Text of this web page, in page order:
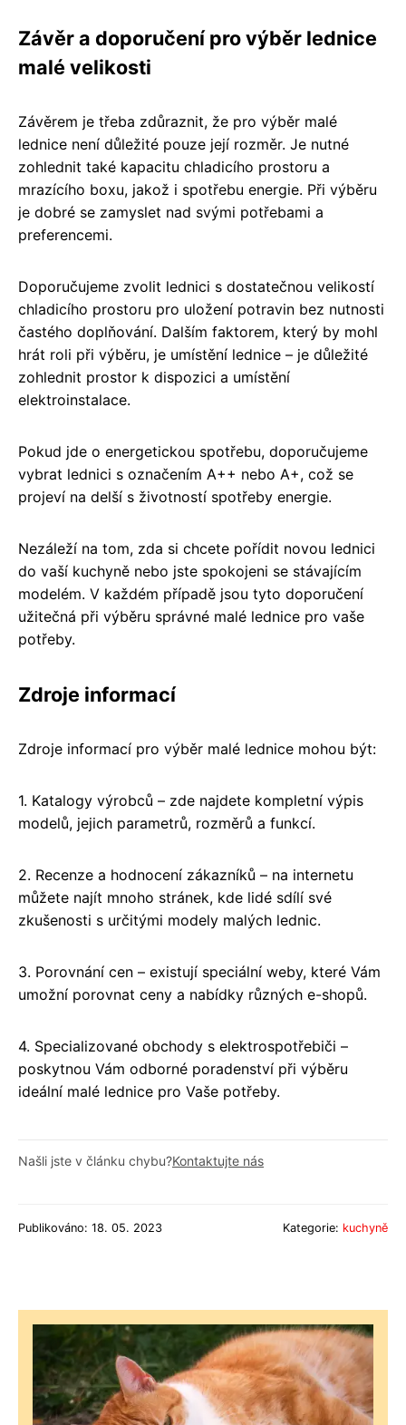
Závěr a doporučení pro výběr lednice
malé velikosti
Závěrem je třeba zdůraznit, že pro výběr malé
lednice není důležité pouze její rozměr. Je nutné
zohlednit také kapacitu chladicího prostoru a
mrazícího boxu, jakož i spotřebu energie. Při výběru
je dobré se zamyslet nad svými potřebami a
preferencemi.
Doporučujeme zvolit lednici s dostatečnou velikostí
chladicího prostoru pro uložení potravin bez nutnosti
častého doplňování. Dalším faktorem, který by mohl
hrát roli při výběru, je umístění lednice – je důležité
zohlednit prostor k dispozici a umístění
elektroinstalace.
Pokud jde o energetickou spotřebu, doporučujeme
vybrat lednici s označením A++ nebo A+, což se
projeví na delší s životností spotřeby energie.
Nezáleží na tom, zda si chcete pořídit novou lednici
do vaší kuchyně nebo jste spokojeni se stávajícím
modelém. V každém případě jsou tyto doporučení
užitečná při výběru správné malé lednice pro vaše
potřeby.
Zdroje informací
Zdroje informací pro výběr malé lednice mohou být:
1. Katalogy výrobců – zde najdete kompletní výpis
modelů, jejich parametrů, rozměrů a funkcí.
2. Recenze a hodnocení zákazníků – na internetu
můžete najít mnoho stránek, kde lidé sdílí své
zkušenosti s určitými modely malých lednic.
3. Porovnání cen – existují speciální weby, které Vám
umožní porovnat ceny a nabídky různých e-shopů.
4. Specializované obchody s elektrospotřebiči –
poskytnou Vám odborné poradenství při výběru
ideální malé lednice pro Vaše potřeby.
Našli jste v článku chybu?Kontaktujte nás
Publikováno: 18. 05. 2023 Kategorie: kuchyně